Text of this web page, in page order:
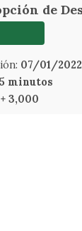
de
07/01/2022
5 minutos
+ 3,000